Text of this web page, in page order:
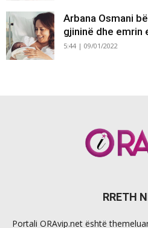
Arbana Osmani
gjininë dhe emrin
5:44 | 09/01/2022
RRETH
Portali ORAvip.net është